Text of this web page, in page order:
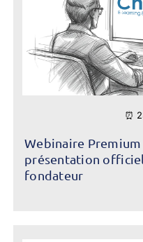
⏰
Webinaire
présentation
fondateur